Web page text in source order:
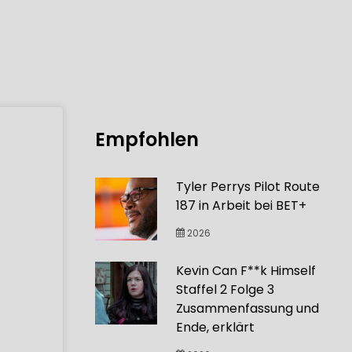
Empfohlen
Tyler Perrys Pilot Route
187 in Arbeit bei BET+
2026
Kevin Can F**k Himself
Staffel 2 Folge 3
Zusammenfassung und
Ende, erklärt